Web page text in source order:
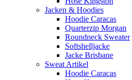
Jacken & Hoodies
Hoodie Caracas
Quarterzip Morgan
Roundneck Sweater
Softshelljacke
Jacke Brisbane
Sweat Artikel
Hoodie Caracas